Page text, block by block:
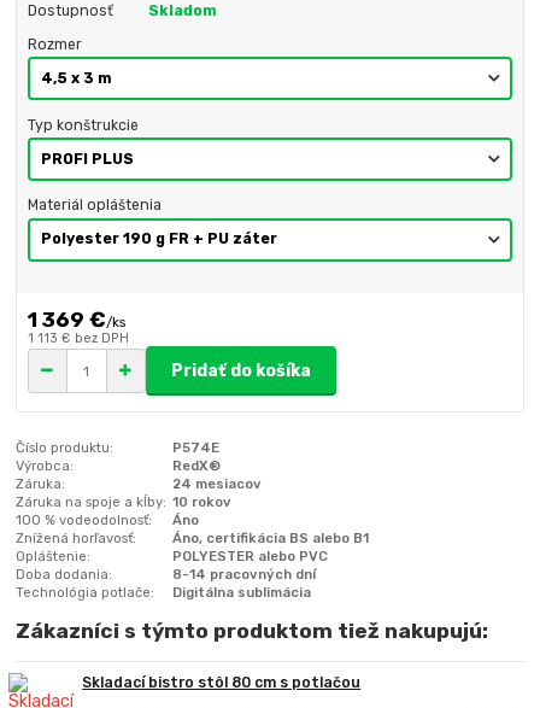
Dostupnosť Skladom
Rozmer
Typ konštrukcie
Materiál opláštenia
1 369 €/ks
1 113 € bez DPH
Pridať do košíka
Číslo produktu:
P574E
Výrobca:
RedX®
Záruka:
24 mesiacov
Záruka na spoje a kĺby: 10 rokov
100 % vodeodolnosť:
Áno
Znížená horľavosť:
Áno, certifikácia BS alebo B1
Opláštenie:
POLYESTER alebo PVC
Doba dodania:
8-14 pracovných dní
Technológia potlače:
Digitálna sublimácia
Zákazníci s týmto produktom tiež nakupujú:
Skladací bistro stôl 80 cm s potlačou